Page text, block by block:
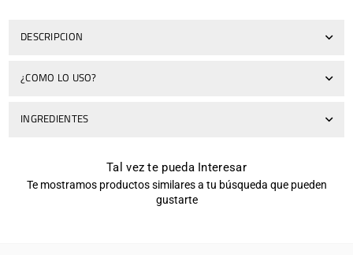
DESCRIPCION
¿COMO LO USO?
INGREDIENTES
Tal vez te pueda Interesar
Te mostramos productos similares a tu búsqueda que pueden
gustarte